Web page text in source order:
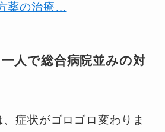
薬の治療…
人で総合病院並みの対
症状がゴロゴロ変わりま